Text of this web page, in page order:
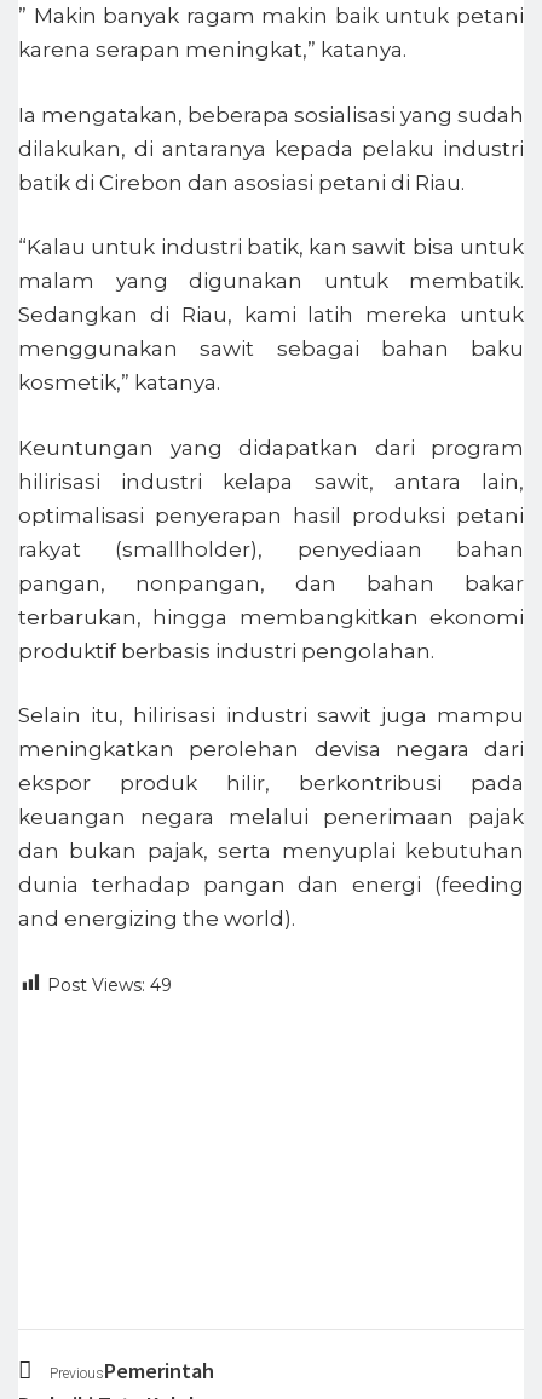
” Makin banyak ragam makin baik untuk petani
karena serapan meningkat,” katanya.
Ia mengatakan, beberapa sosialisasi yang sudah
dilakukan, di antaranya kepada pelaku industri
batik di Cirebon dan asosiasi petani di Riau.
“Kalau untuk industri batik, kan sawit bisa untuk
malam yang digunakan untuk membatik.
Sedangkan di Riau, kami latih mereka untuk
menggunakan sawit sebagai bahan baku
kosmetik,” katanya.
Keuntungan yang didapatkan dari program
hilirisasi industri kelapa sawit, antara lain,
optimalisasi penyerapan hasil produksi petani
rakyat (smallholder), penyediaan bahan
pangan, nonpangan, dan bahan bakar
terbarukan, hingga membangkitkan ekonomi
produktif berbasis industri pengolahan.
Selain itu, hilirisasi industri sawit juga mampu
meningkatkan perolehan devisa negara dari
ekspor produk hilir, berkontribusi pada
keuangan negara melalui penerimaan pajak
dan bukan pajak, serta menyuplai kebutuhan
dunia terhadap pangan dan energi (feeding
and energizing the world).
Post Views: 49
PreviousPemerintah